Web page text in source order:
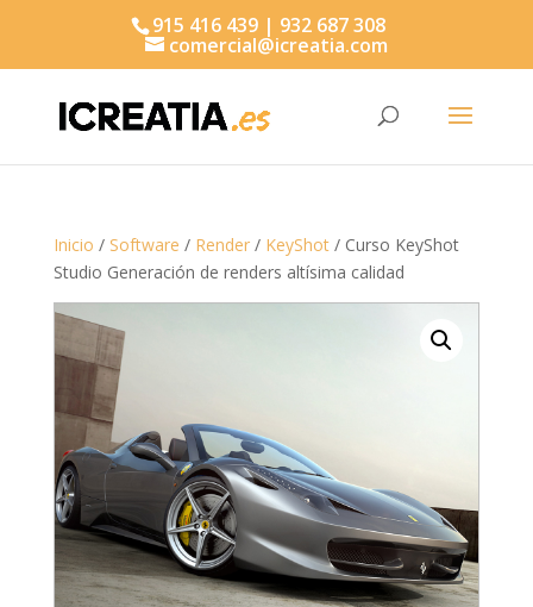
915 416 439 | 932 687 308
comercial@icreatia.com
Inicio / Software / Render/ KeyShot/ Curso KeyShot
Studio Generación de renders altísima calidad